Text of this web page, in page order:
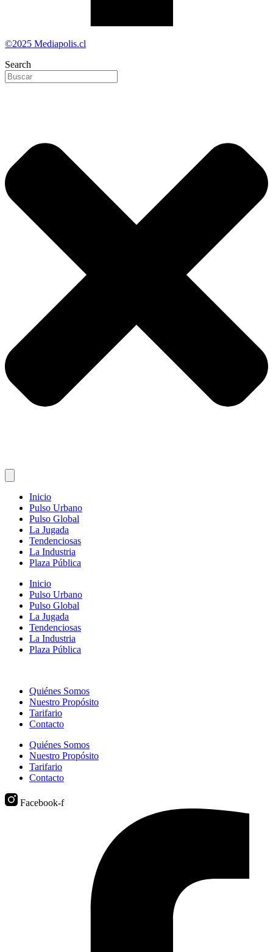
©2025 Mediapolis.cl
Search
Inicio
Pulso Urbano
Pulso Global
La Jugada
Tendenciosas
La Industria
Plaza Pública
Inicio
Pulso Urbano
Pulso Global
La Jugada
Tendenciosas
La Industria
Plaza Pública
Quiénes Somos
Nuestro Propósito
Tarifario
Contacto
Quiénes Somos
Nuestro Propósito
Tarifario
Contacto
Facebook-f